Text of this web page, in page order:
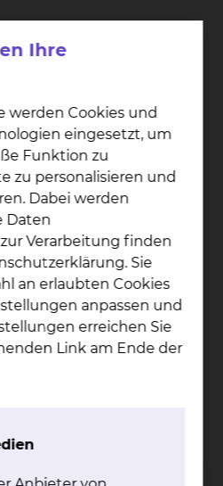
durch
sich für seine Wahl
Vertrauen. „Aktuell stehen
Umbrüchen und
Die
Bundesregierung werden
Bezirksstelle
unserer
haben. Weiterhin
im Hinblick auf die
ärztliche Weiterbildung
damit wir auch der
von Ärztinnen und Ärzten
beziehungsweise zur
trägerübergreifenden
Ihre
werden Cookies und
eingesetzt, um
Funktion zu
zu personalisieren und
Dabei werden
Daten
Verarbeitung finden
Sie
an erlaubten Cookies
anpassen und
erreichen Sie
Link am Ende der